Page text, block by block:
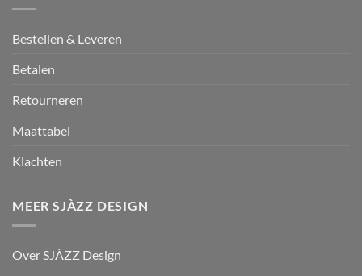
Bestellen & Leveren
Betalen
Retourneren
Maattabel
Klachten
MEER SJÀZZ DESIGN
Over SJÀZZ Design